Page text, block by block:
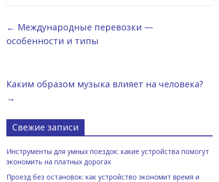
← Международные перевозки —
особенности и типы
Каким образом музыка влияет на человека?
→
Свежие записи
Инструменты для умных поездок: какие устройства помогут
экономить на платных дорогах
Проезд без остановок: как устройство экономит время и